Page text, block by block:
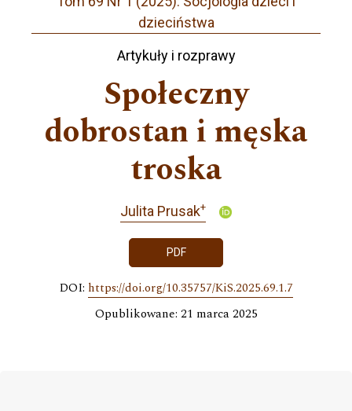
dzieciństwa
Artykuły i rozprawy
Społeczny
dobrostan i męska
troska
Julita Prusak+
PDF
DOI: https://doi.org/10.35757/KiS.2025.69.1.7
Opublikowane: 21 marca 2025